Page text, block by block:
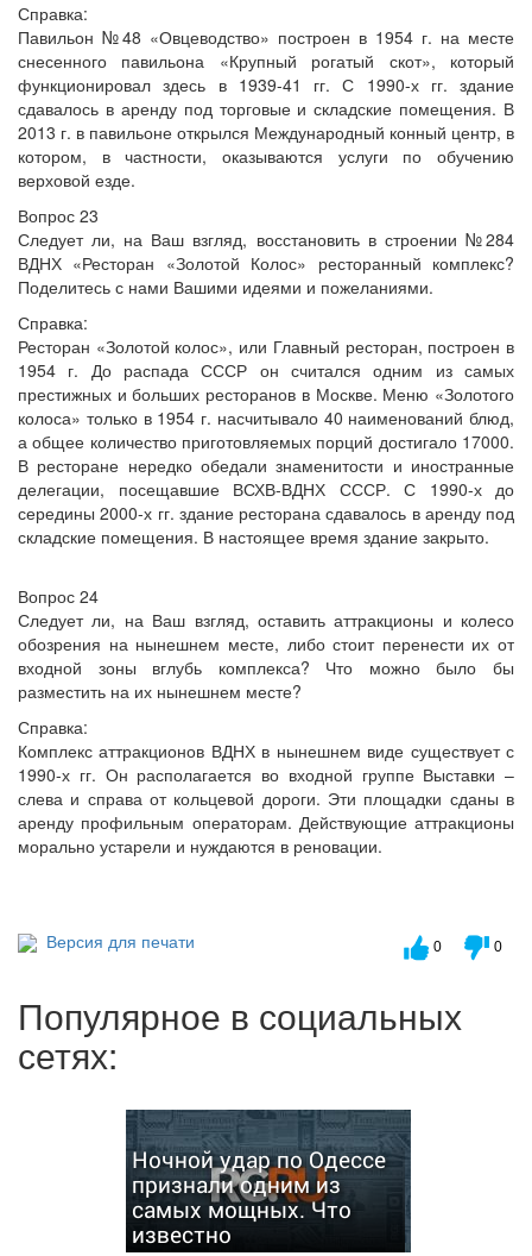
Справка:
Павильон №48 «Овцеводство» построен в 1954 г. на месте
снесенного павильона «Крупный рогатый скот», который
функционировал здесь в 1939-41 гг. С 1990-х гг. здание
сдавалось в аренду под торговые и складские помещения. В
2013 г. в павильоне открылся Международный конный центр, в
котором, в частности, оказываются услуги по обучению
верховой езде.
Вопрос 23
Следует ли, на Ваш взгляд, восстановить в строении №284
ВДНХ «Ресторан «Золотой Колос» ресторанный комплекс?
Поделитесь с нами Вашими идеями и пожеланиями.
Справка:
Ресторан «Золотой колос», или Главный ресторан, построен в
1954 г. До распада СССР он считался одним из самых
престижных и больших ресторанов в Москве. Меню «Золотого
колоса» только в 1954 г. насчитывало 40 наименований блюд,
а общее количество приготовляемых порций достигало 17000.
В ресторане нередко обедали знаменитости и иностранные
делегации, посещавшие ВСХВ-ВДНХ СССР. С 1990-х до
середины 2000-х гг. здание ресторана сдавалось в аренду под
складские помещения. В настоящее время здание закрыто.
Вопрос 24
Следует ли, на Ваш взгляд, оставить аттракционы и колесо
обозрения на нынешнем месте, либо стоит перенести их от
входной зоны вглубь комплекса? Что можно было бы
разместить на их нынешнем месте?
Справка:
Комплекс аттракционов ВДНХ в нынешнем виде существует с
1990-х гг. Он располагается во входной группе Выставки –
слева и справа от кольцевой дороги. Эти площадки сданы в
аренду профильным операторам. Действующие аттракционы
морально устарели и нуждаются в реновации.
Версия для печати 0 0
Популярное в социальных
сетях:
Ночной удар по Одессе
признали одним из
самых мощных. Что
известно